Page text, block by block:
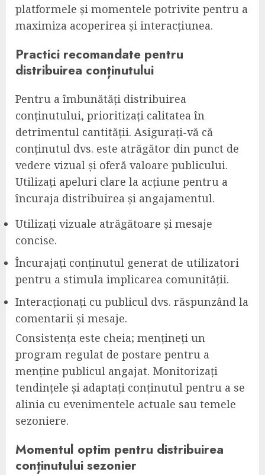
platformele și momentele potrivite pentru a
maximiza acoperirea și interacțiunea.
Practici recomandate pentru
distribuirea conținutului
Pentru a îmbunătăți distribuirea
conținutului, prioritizați calitatea în
detrimentul cantității. Asigurați-vă că
conținutul dvs. este atrăgător din punct de
vedere vizual și oferă valoare publicului.
Utilizați apeluri clare la acțiune pentru a
încuraja distribuirea și angajamentul.
Utilizați vizuale atrăgătoare și mesaje
concise.
Încurajați conținutul generat de utilizatori
pentru a stimula implicarea comunității.
Interacționați cu publicul dvs. răspunzând la
comentarii și mesaje.
Consistența este cheia; mențineți un
program regulat de postare pentru a
menține publicul angajat. Monitorizați
tendințele și adaptați conținutul pentru a se
alinia cu evenimentele actuale sau temele
sezoniere.
Momentul optim pentru distribuirea
conținutului sezonier